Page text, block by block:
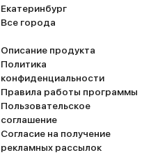
Екатеринбург
Все города
Описание продукта
Политика
конфиденциальности
Правила работы программы
Пользовательское
соглашение
Согласие на получение
рекламных рассылок